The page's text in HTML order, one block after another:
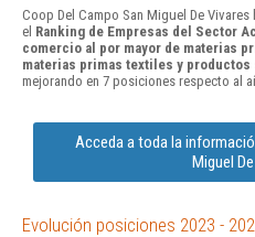
Coop Del Campo San Miguel De
el Ranking de Empresas del Sector
comercio al por mayor de materias
materias primas textiles y productos
mejorando en 7 posiciones respecto al
Acceda a toda la
Miguel
Evolución posiciones 2023 -